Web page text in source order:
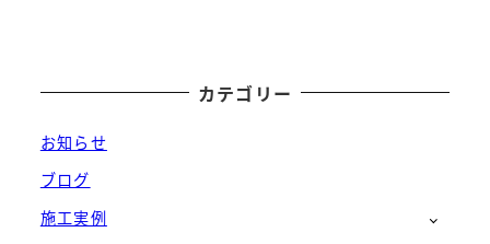
カテゴリー
お知らせ
ブログ
施工実例